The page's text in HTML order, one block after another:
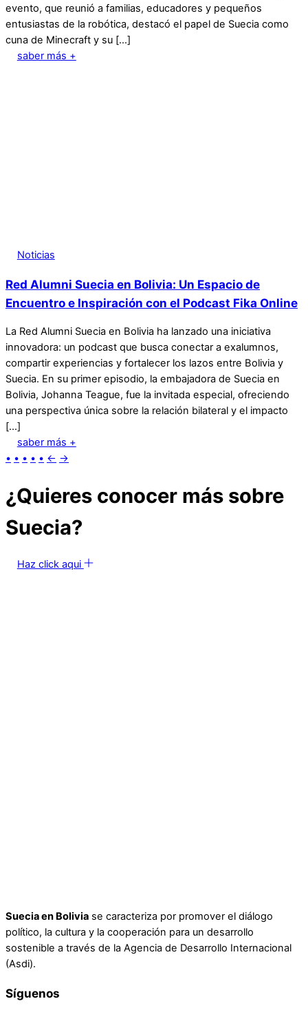
evento, que reunió a familias, educadores y pequeños
entusiastas de la robótica, destacó el papel de Suecia como
cuna de Minecraft y su […]
saber más +
Noticias
Red Alumni Suecia en Bolivia: Un Espacio de
Encuentro e Inspiración con el Podcast Fika Online
La Red Alumni Suecia en Bolivia ha lanzado una iniciativa
innovadora: un podcast que busca conectar a exalumnos,
compartir experiencias y fortalecer los lazos entre Bolivia y
Suecia. En su primer episodio, la embajadora de Suecia en
Bolivia, Johanna Teague, fue la invitada especial, ofreciendo
una perspectiva única sobre la relación bilateral y el impacto
[…]
saber más +
• • • • • ← →
¿Quieres conocer más sobre
Suecia?
Haz click aqui
Suecia en Bolivia se caracteriza por promover el diálogo
político, la cultura y la cooperación para un desarrollo
sostenible a través de la Agencia de Desarrollo Internacional
(Asdi).
Síguenos